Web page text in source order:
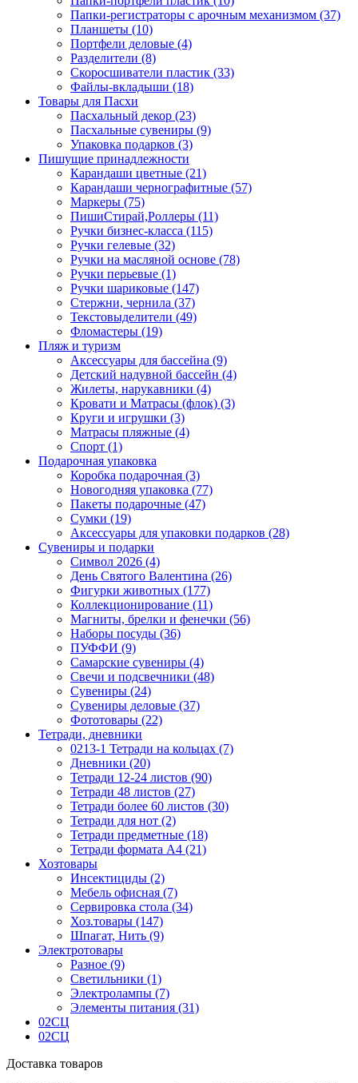
Папки-регистраторы с арочным механизмом (37)
Планшеты (10)
Портфели деловые (4)
Разделители (8)
Скоросшиватели пластик (33)
Файлы-вкладыши (18)
Товары для Пасхи
Пасхальный декор (23)
Пасхальные сувениры (9)
Упаковка подарков (3)
Пишущие принадлежности
Карандаши цветные (21)
Карандаши чернографитные (57)
Маркеры (75)
ПишиСтирай,Роллеры (11)
Ручки бизнес-класса (115)
Ручки гелевые (32)
Ручки на масляной основе (78)
Ручки перьевые (1)
Ручки шариковые (147)
Стержни, чернила (37)
Текстовыделители (49)
Фломастеры (19)
Пляж и туризм
Аксессуары для бассейна (9)
Детский надувной бассейн (4)
Жилеты, нарукавники (4)
Кровати и Матрасы (флок) (3)
Круги и игрушки (3)
Матрасы пляжные (4)
Спорт (1)
Подарочная упаковка
Коробка подарочная (3)
Новогодняя упаковка (77)
Пакеты подарочные (47)
Сумки (19)
Аксессуары для упаковки подарков (28)
Сувениры и подарки
Символ 2026 (4)
День Святого Валентина (26)
Фигурки животных (177)
Коллекционирование (11)
Магниты, брелки и фенечки (56)
Наборы посуды (36)
ПУФФИ (9)
Самарские сувениры (4)
Свечи и подсвечники (48)
Сувениры (24)
Сувениры деловые (37)
Фототовары (22)
Тетради, дневники
0213-1 Тетради на кольцах (7)
Дневники (20)
Тетради 12-24 листов (90)
Тетради 48 листов (27)
Тетради более 60 листов (30)
Тетради для нот (2)
Тетради предметные (18)
Тетради формата А4 (21)
Хозтовары
Инсектициды (2)
Мебель офисная (7)
Сервировка стола (34)
Хоз.товары (147)
Шпагат, Нить (9)
Электротовары
Разное (9)
Светильники (1)
Электролампы (7)
Элементы питания (31)
02СЦ
02СЦ
Доставка товаров